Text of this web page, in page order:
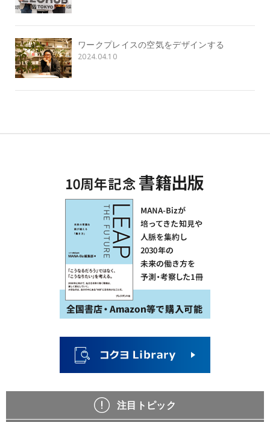
ワークプレイスの空気をデザインする
2024.04.10
注目トピック